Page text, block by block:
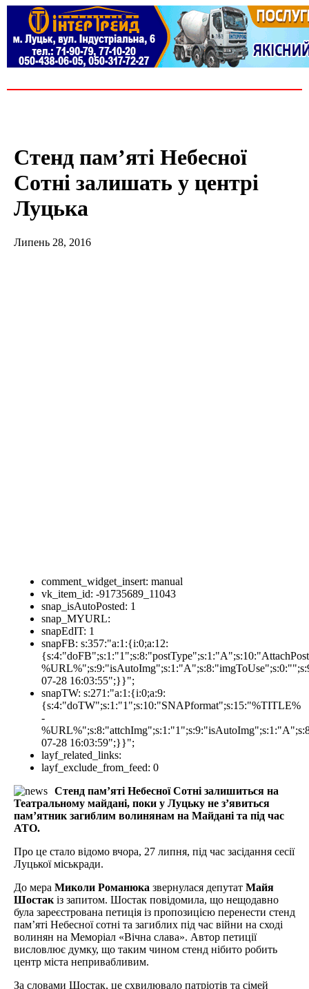
Стенд пам’яті Небесної
Сотні залишать у центрі
Луцька
Липень 28, 2016
comment_widget_insert: manual
vk_item_id: -91735689_11043
snap_isAutoPosted: 1
snap_MYURL:
snapEdIT: 1
snapFB: s:357:"a:1:{i:0;a:12:
07-28 16:03:55";}}";
snapTW: s:271:"a:1:{i:0;a:9:
{s:4:"doTW";s:1:"1";s:10:"SNAPformat";s:15:"%TITLE%
-
07-28 16:03:59";}}";
layf_related_links:
layf_exclude_from_feed: 0
Стенд пам’яті Небесної Сотні залишиться на
Театральному майдані, поки у Луцьку не з’явиться
пам’ятник загиблим волинянам на Майдані та під час
АТО.
Про це стало відомо вчора, 27 липня, під час засідання сесії
Луцької міськради.
До мера Миколи Романюка звернулася депутат Майя
Шостак із запитом. Шостак повідомила, що нещодавно
була зареєстрована петиція із пропозицією перенести стенд
пам’яті Небесної сотні та загиблих під час війни на сході
волинян на Меморіал «Вічна слава». Автор петиції
висловлює думку, що таким чином стенд нібито робить
центр міста непривабливим.
За словами Шостак, це схвилювало патріотів та сімей